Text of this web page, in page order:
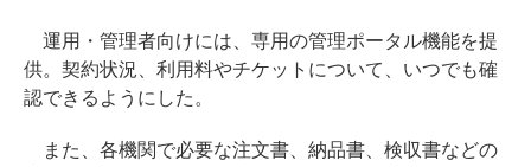
運用・管理者向けには、専用の管理ポータル機能を提
供。契約状況、利用料やチケットについて、いつでも確
認できるようにした。
また、各機関で必要な注文書、納品書、検収書などの